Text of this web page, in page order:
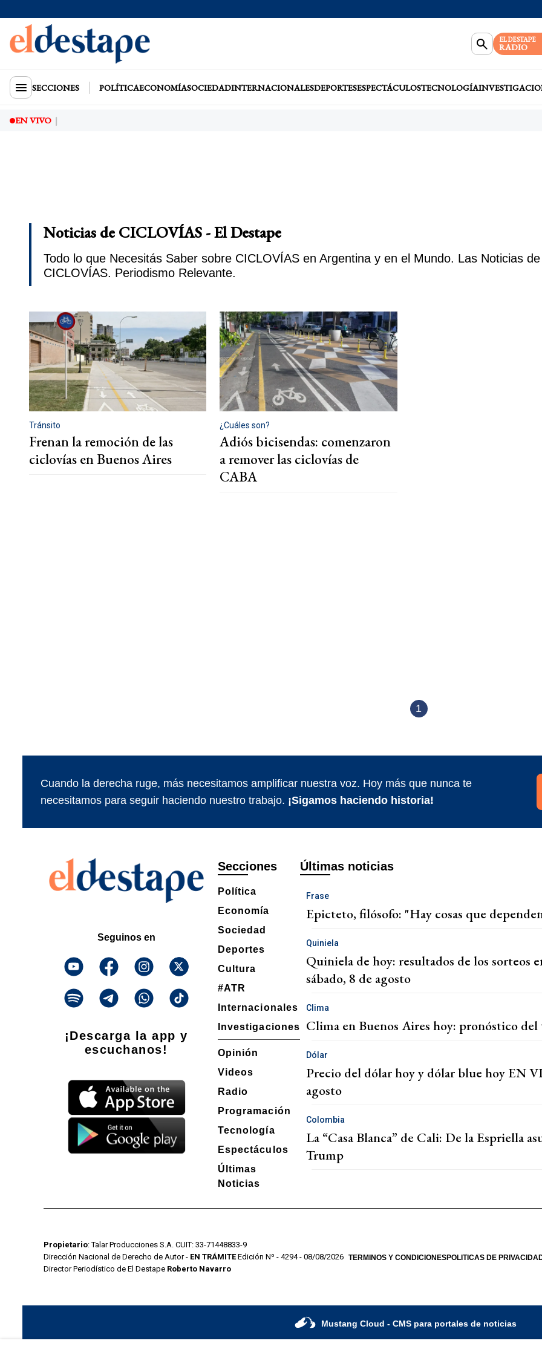
EL DESTAPE
RADIO
SECCIONES POLÍTICAECONOMÍASOCIEDADINTERNACIONALESDEPORTESESPECTÁCULOSTECNOLOGÍA
EN VIVO
Noticias de CICLOVÍAS - El Destape
Todo lo que Necesitás Saber sobre CICLOVÍAS en Argentina y en el Mundo. Las Noticias
CICLOVÍAS. Periodismo Relevante.
Tránsito
Frenan la remoción de las
ciclovías en Buenos Aires
¿Cuáles son?
Adiós bicisendas: comenzaron
a remover las ciclovías de
CABA
1
Cuando la derecha ruge, más necesitamos amplificar nuestra voz. Hoy más que nunca te
necesitamos para seguir haciendo nuestro trabajo. ¡Sigamos haciendo historia!
Seguinos en
¡Descarga la app y
escuchanos!
Secciones
Política
Economía
Sociedad
Deportes
Cultura
#ATR
Internacionales
Investigaciones
Opinión
Videos
Radio
Programación
Tecnología
Espectáculos
Últimas
Noticias
Últimas noticias
Frase
Epicteto, filósofo: "Hay cosas que
Quiniela
Quiniela de hoy: resultados de los sorteos
sábado, 8 de agosto
Clima
Clima en Buenos Aires hoy: pronóstico
Dólar
Precio del dólar hoy y dólar blue hoy EN
agosto
Colombia
La “Casa Blanca” de Cali: De la Espriella
Trump
Propietario: Talar Producciones S.A. CUIT: 33-71448833-9
Dirección Nacional de Derecho de Autor - EN TRÁMITE Edición Nº - 4294 - 08/08/2026
Director Periodístico de El Destape Roberto Navarro
TERMINOS Y CONDICIONESPOLITICAS DE
Mustang Cloud - CMS para portales de noticias